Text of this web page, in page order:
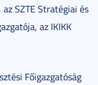
SZTE Stratégiai és
az IKIKK
Főigazgatóság